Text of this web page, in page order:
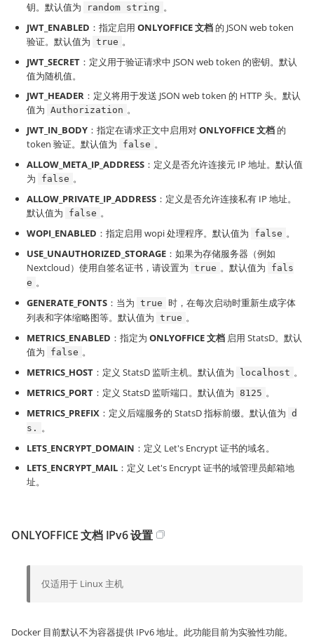
钥。默认值为
random string 。
JWT_ENABLED ：指定启用 ONLYOFFICE 文档 的 JSON web token
验证。默认值为 true 。
JWT_SECRET ：定义用于验证请求中 JSON web token 的密钥。默认
值为随机值。
JWT_HEADER ：定义将用于发送 JSON web token 的 HTTP 头。默认
值为 Authorization 。
JWT_IN_BODY ：指定在请求正文中启用对ONLYOFFICE 文档 的
token 验证。默认值为
false 。
ALLOW_META_IP_ADDRESS ：定义是否允许连接元 IP 地址。默认值
为
false 。
ALLOW_PRIVATE_IP_ADDRESS ：定义是否允许连接私有 IP 地址。
默认值为
false 。
WOPI_ENABLED ：指定启用 wopi 处理程序。默认值为 false 。
USE_UNAUTHORIZED_STORAGE ：如果为存储服务器（例如
Nextcloud）使用自签名证书，请设置为 true 。默认值为
fals
e 。
GENERATE_FONTS ：当为 true 时，在每次启动时重新生成字体
列表和字体缩略图等。默认值为 true 。
METRICS_ENABLED ：指定为 ONLYOFFICE 文档 启用 StatsD。默认
值为
false 。
METRICS_HOST ：定义 StatsD 监听主机。默认值为 localhost 。
METRICS_PORT ：定义 StatsD 监听端口。默认值为 8125 。
METRICS_PREFIX ：定义后端服务的 StatsD 指标前缀。默认值为 d
s. 。
LETS_ENCRYPT_DOMAIN ：定义 Let's Encrypt 证书的域名。
LETS_ENCRYPT_MAIL ：定义 Let's Encrypt 证书的域管理员邮箱地
址。
ONLYOFFICE 文档 IPv6 设置
仅适用于 Linux 主机
Docker 目前默认不为容器提供 IPv6 地址。此功能目前为实验性功能。